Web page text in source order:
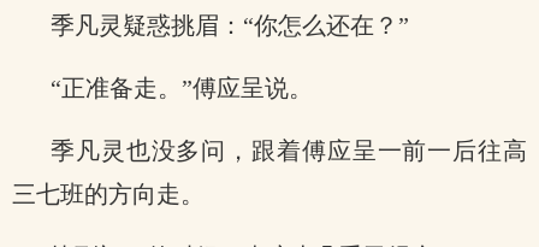
季凡灵疑惑挑眉：“你怎么还在？”
“正准备走。”傅应呈说。
季凡灵也没多问，跟着傅应呈一前一后往高
三七班的方向走。